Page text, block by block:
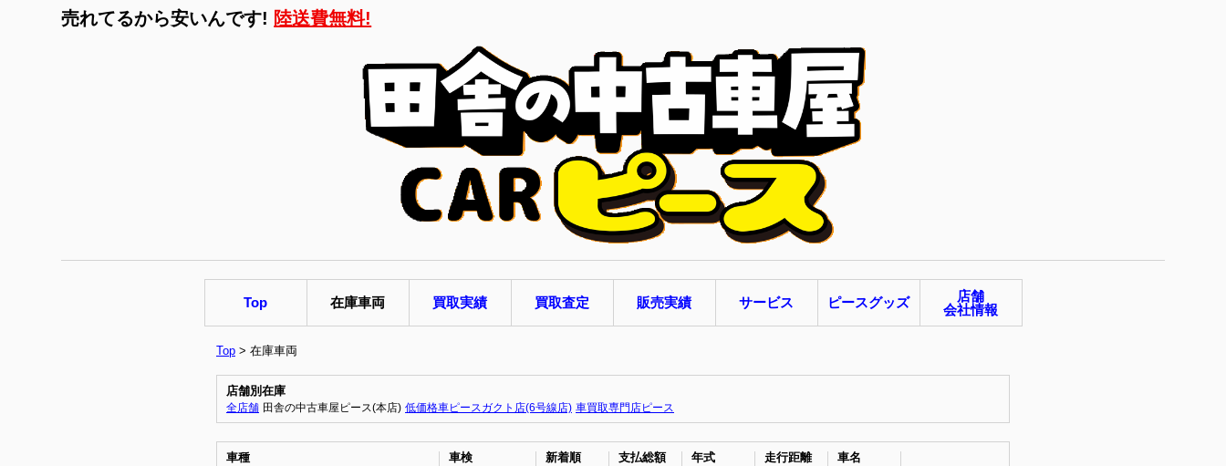
売れてるから安いんです! 陸送費無料!
Top 在庫車両 買取実績 買取査定 販売実績 サービス ピースグッズ
店舗
会社情報
Top > 在庫車両
店舗別在庫
全店舗 田舎の中古車屋ピース(本店) 低価格車ピースガクト店(6号線店) 車買取専門店ピース
車種 車検 新着順 支払総額 年式 走行距離 車名